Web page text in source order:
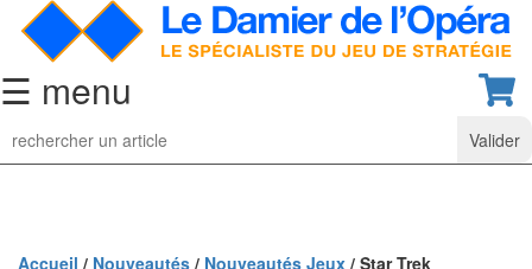
☰ menu
Jeu
d’Echecs
collection
Accueil / Nouveautés / Nouveautés Jeux / Star Trek